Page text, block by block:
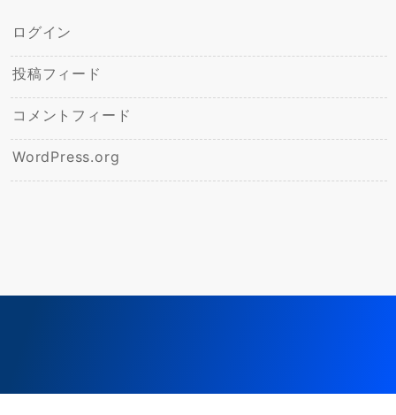
ログイン
投稿フィード
コメントフィード
WordPress.org